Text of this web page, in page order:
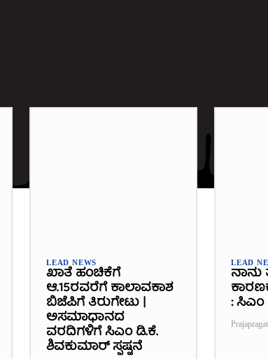
LEAD NEWS
ಖಾತೆ ಹಂಚಿಕೆಗೆ
ಆ.15ರವರೆಗೆ ಕಾಲಾವಕಾಶ
ಬಿಜೆಪಿಗೆ ತಿರುಗೇಟು |
ಅಸಮಾಧಾನದ
ವರದಿಗಳಿಗೆ ಸಿಎಂ ಡಿ.ಕೆ.
ಶಿವಕುಮಾರ್ ಸ್ಪಷ್ಟನೆ
LEAD
ನಾನು
: